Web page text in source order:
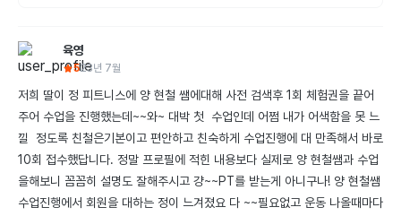
육영
523년 7월
저희 딸이 정 피트니스에 양 현철 쌤에대해 사전 검색후 1회 체험권을 끝어
주어 수업을 진행했는데~~와~ 대박 첫  수업인데 어쩜 내가 어색함을 못 느
낄  정도록 친철은기본이고 편안하고 친숙하게 수업진행에 대 만족해서 바로
10회 접수했답니다. 정말 프로필에 적힌 내용보다 실제로 양 현철쌤과 수업
을해보니 꼼꼼히 설명도 잘해주시고 걍~~PT를 받는게 아니구나! 양 현철쌤
수업진행에서 회원을 대하는 정이 느겨졌요 다 ~~필요없고 운동 나올때마다